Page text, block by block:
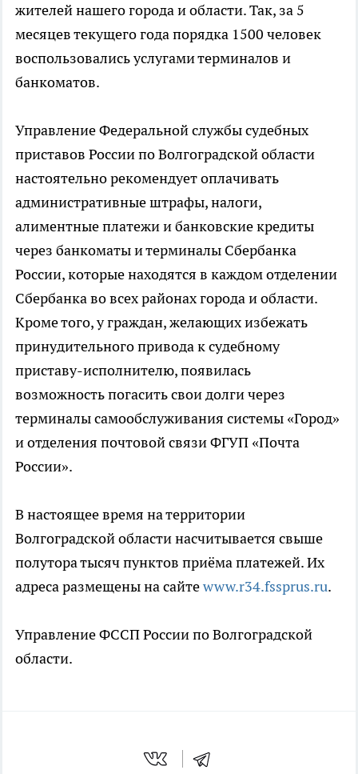
жителей нашего города и области. Так, за 5
месяцев текущего года порядка 1500 человек
воспользовались услугами терминалов и
банкоматов.
Управление Федеральной службы судебных
приставов России по Волгоградской области
настоятельно рекомендует оплачивать
административные штрафы, налоги,
алиментные платежи и банковские кредиты
через банкоматы и терминалы Сбербанка
России, которые находятся в каждом отделении
Сбербанка во всех районах города и области.
Кроме того, у граждан, желающих избежать
принудительного привода к судебному
приставу-исполнителю, появилась
возможность погасить свои долги через
терминалы самообслуживания системы «Город»
и отделения почтовой связи ФГУП «Почта
России».
В настоящее время на территории
Волгоградской области насчитывается свыше
полутора тысяч пунктов приёма платежей. Их
адреса размещены на сайтеwww.r34.fssprus.ru.
Управление ФССП России по Волгоградской
области.